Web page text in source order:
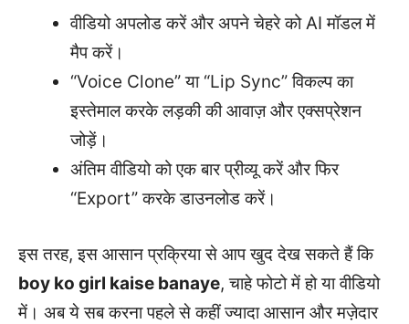
वीडियो अपलोड करें और अपने चेहरे को AI मॉडल में
मैप करें।
“Voice Clone” या “Lip Sync” विकल्प का
इस्तेमाल करके लड़की की आवाज़ और एक्सप्रेशन
जोड़ें।
अंतिम वीडियो को एक बार प्रीव्यू करें और फिर
“Export” करके डाउनलोड करें।
इस तरह, इस आसान प्रक्रिया से आप खुद देख सकते हैं कि
boy ko girl kaise banaye, चाहे फोटो में हो या वीडियो
में। अब ये सब करना पहले से कहीं ज्यादा आसान और मज़ेदार